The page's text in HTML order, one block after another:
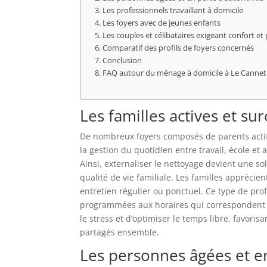
Les professionnels travaillant à domicile
Les foyers avec de jeunes enfants
Les couples et célibataires exigeant confort et
Comparatif des profils de foyers concernés
Conclusion
FAQ autour du ménage à domicile à Le Cannet
Les familles actives et
De nombreux foyers composés de parents
la gestion du quotidien entre travail, école et
Ainsi, externaliser le nettoyage devient une
qualité de vie familiale. Les familles
entretien régulier ou ponctuel. Ce type de
programmées aux horaires qui
le stress et d’optimiser le temps libre,
partagés ensemble.
Les personnes âgées et